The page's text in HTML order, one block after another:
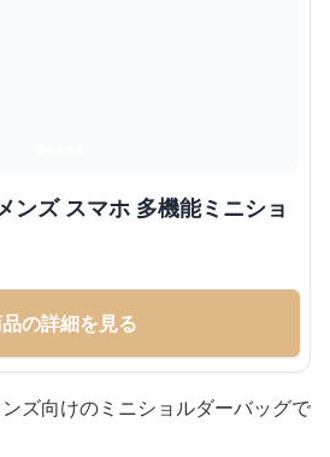
ンズ スマホ 多機能ミニショ
の詳細を見る
ズ向けのミニショルダーバッグで